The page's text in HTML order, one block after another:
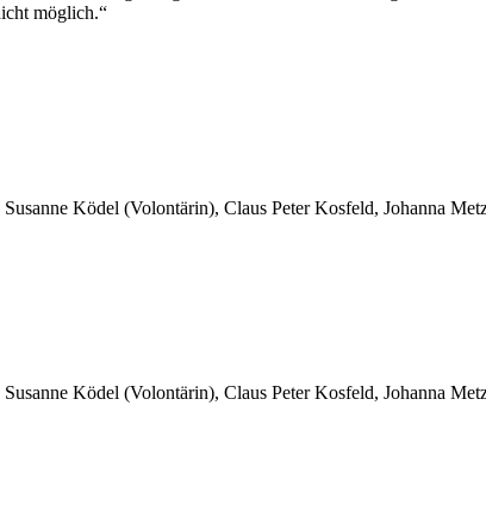
möglich.“
Susanne Ködel (Volontärin), Claus Peter Kosfeld, Johanna
Susanne Ködel (Volontärin), Claus Peter Kosfeld, Johanna